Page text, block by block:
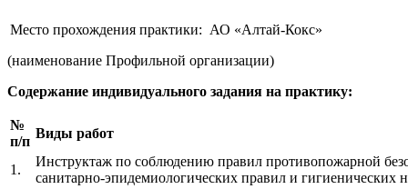
Место прохождения практики: АО «Алтай-Кокс»
(наименование Профильной организации)
Содержание индивидуального задания на практику:
№
п/п
Виды работ
1.
Инструктаж по соблюдению правил противопожарной
санитарно-эпидемиологических правил и гигиенических